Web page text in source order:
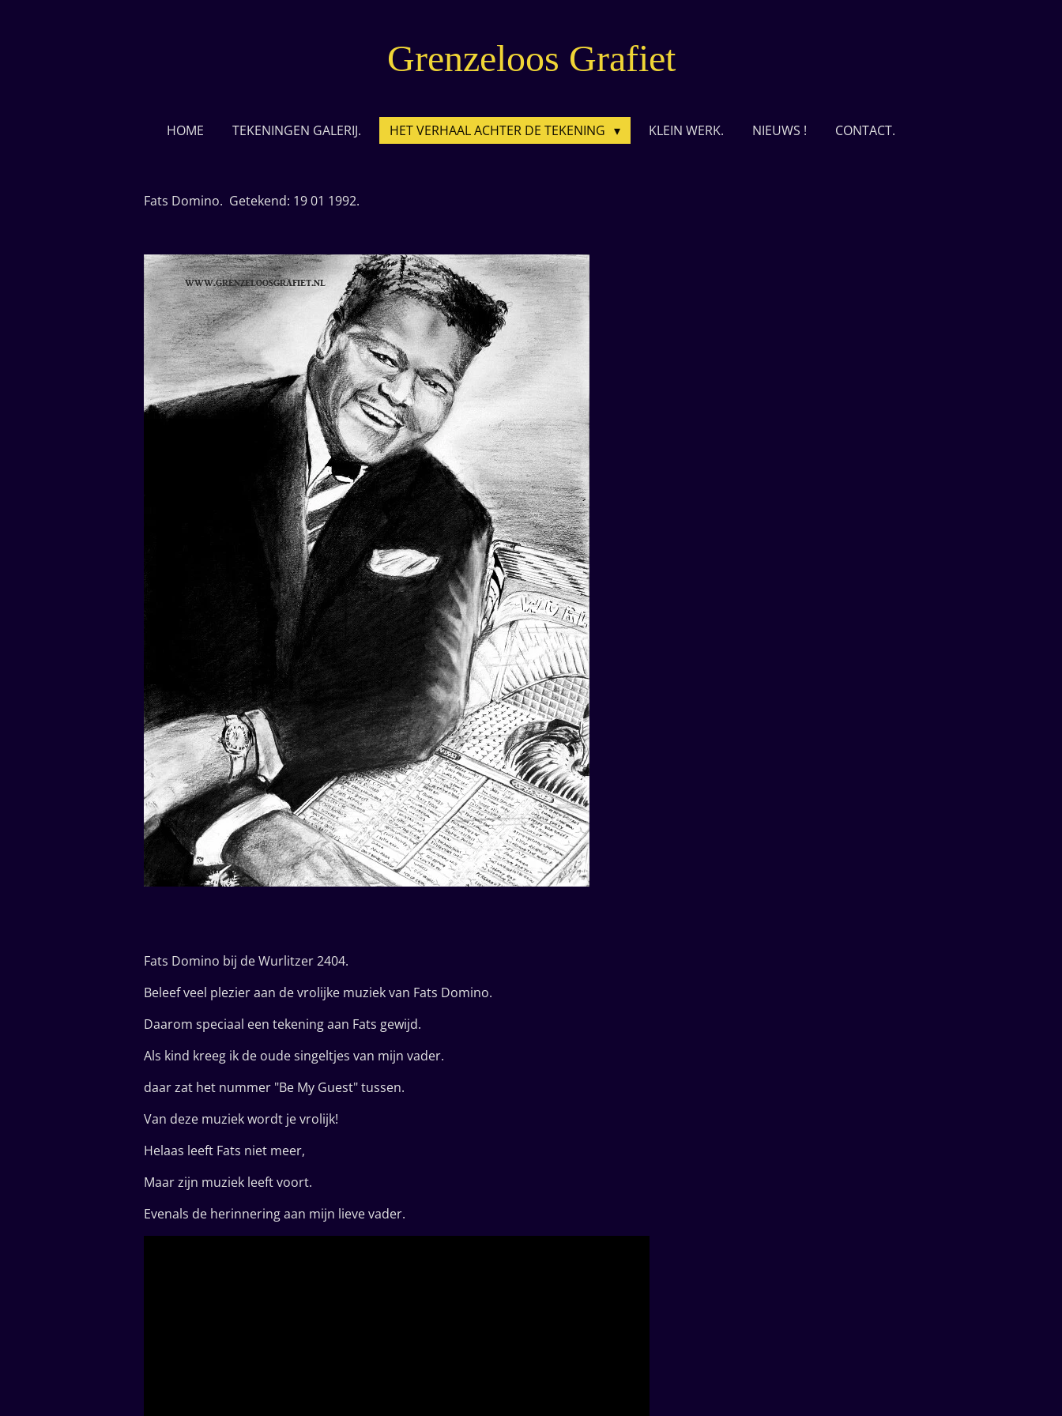
Grenzeloos Grafiet
HOME TEKENINGEN GALERIJ. HET VERHAAL ACHTER DE TEKENING KLEIN WERK. NIEUWS ! CONTACT.
Fats Domino. Getekend: 19 01 1992.
Fats Domino bij de Wurlitzer 2404.
Beleef veel plezier aan de vrolijke muziek van Fats Domino.
Daarom speciaal een tekening aan Fats gewijd.
Als kind kreeg ik de oude singeltjes van mijn vader.
daar zat het nummer "Be My Guest" tussen.
Van deze muziek wordt je vrolijk!
Helaas leeft Fats niet meer,
Maar zijn muziek leeft voort.
Evenals de herinnering aan mijn lieve vader.